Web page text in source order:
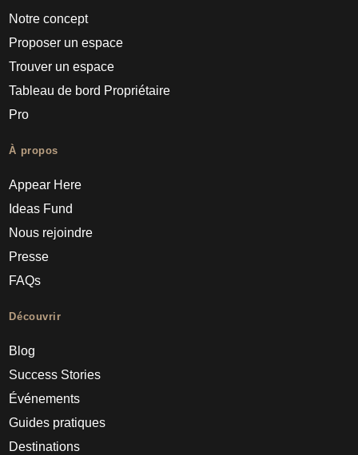
Notre concept
Proposer un espace
Trouver un espace
Tableau de bord Propriétaire
Pro
À propos
Appear Here
Ideas Fund
Nous rejoindre
Presse
FAQs
Découvrir
Blog
Success Stories
Événements
Guides pratiques
Destinations